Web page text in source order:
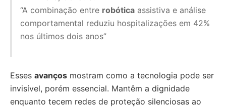
“A combinação entre robótica assistiva e análise
comportamental reduziu hospitalizações em 42%
nos últimos dois anos”
Esses avanços mostram como a tecnologia pode ser
invisível, porém essencial. Mantêm a dignidade
enquanto tecem redes de proteção silenciosas ao